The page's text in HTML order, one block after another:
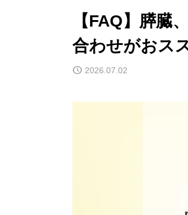
【FAQ】膵臓
合わせがおス
2026.07.02